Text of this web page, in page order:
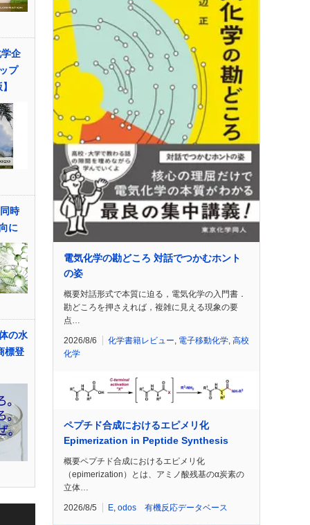
企
プ
時
に
の水
標登
電気化学の勘どころ 対話でつかむホント
の姿
概要対話形式で本質に迫る，電気化学の入門書．
勘どころを押さえれば，複雑に見える現象の要
点…
2026/8/6 化学書籍レビュー 電子移動化学 高校
化学
ペプチド合成におけるエピメリ化
Epimerization in Peptide Synthesis
概要ペプチド合成におけるエピメリ化
（epimerization）とは、アミノ酸残基のα炭素の
立体…
2026/8/5 E odos 有機反応データベース